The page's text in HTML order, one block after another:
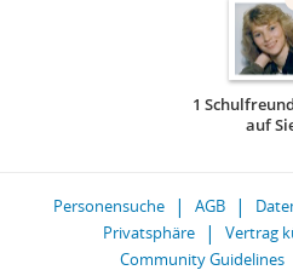
1
auf
Personensuche AGB
Privatsphäre
Vertrag
Community Guidelines